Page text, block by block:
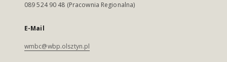
089 524 90 48 (Pracownia Regionalna)
E-Mail
wmbc@wbp.olsztyn.pl